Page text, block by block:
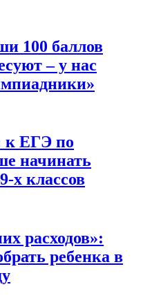
100 баллов
– у нас
к ЕГЭ по
начинать
х классов
расходов»:
ребенка в